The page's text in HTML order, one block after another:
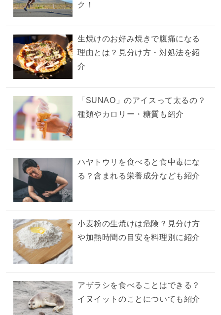
ク！
生焼けのお好み焼きで腹痛になる
理由とは？見分け方・対処法を紹
介
「SUNAO」のアイスって太るの？
種類やカロリー・糖質も紹介
ハヤトウリを食べると食中毒にな
る？含まれる栄養成分なども紹介
小麦粉の生焼けは危険？見分け方
や加熱時間の目安を料理別に紹介
アザラシを食べることはできる？
イヌイットのことについても紹介